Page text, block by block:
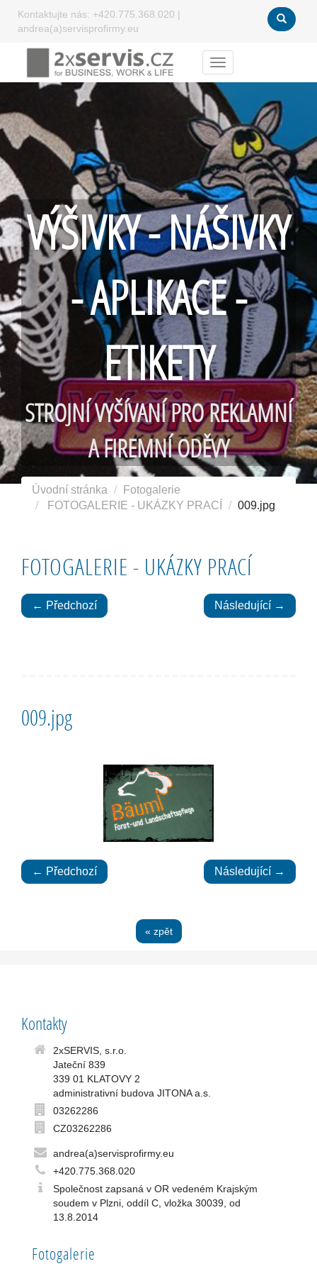
Kontaktujte nás: +420.775.368.020 |
andrea(a)servisprofirmy.eu
Menu
VÝŠIVKY - NÁŠIVKY
- APLIKACE -
ETIKETY
STROJNÍ VYŠÍVANÍ PRO REKLAMNÍ
A FIREMNÍ ODĚVY
Úvodní stránka
Fotogalerie
FOTOGALERIE - UKÁZKY PRACÍ
009.jpg
FOTOGALERIE - UKÁZKY PRACÍ
← Předchozí Následující →
009.jpg
← Předchozí Následující →
« zpět
Kontakty
2xSERVIS, s.r.o.
Jateční 839
339 01 KLATOVY 2
administrativní budova JITONA a.s.
03262286
CZ03262286
andrea(a)servisprofirmy.eu
+420.775.368.020
Společnost zapsaná v OR vedeném Krajským
soudem v Plzni, oddíl C, vložka 30039, od
13.8.2014